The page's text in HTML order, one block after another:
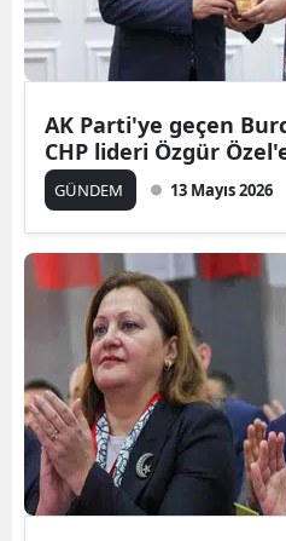
AK Parti'ye geçen
CHP lideri Özgür
GÜNDEM 13 Mayıs 2026